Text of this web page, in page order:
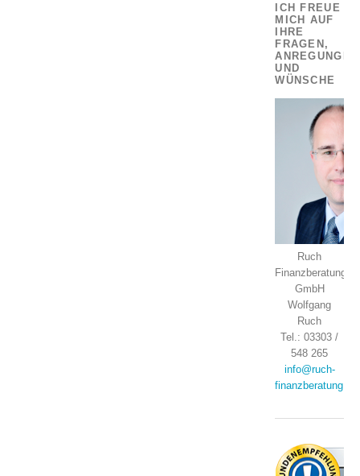
ICH FREUE
MICH AUF
IHRE
FRAGEN,
ANREGUNGEN
UND
WÜNSCHE
Ruch
Finanzberatung
GmbH
Wolfgang
Ruch
Tel.: 03303 /
548 265
info@ruch-
finanzberatung.de